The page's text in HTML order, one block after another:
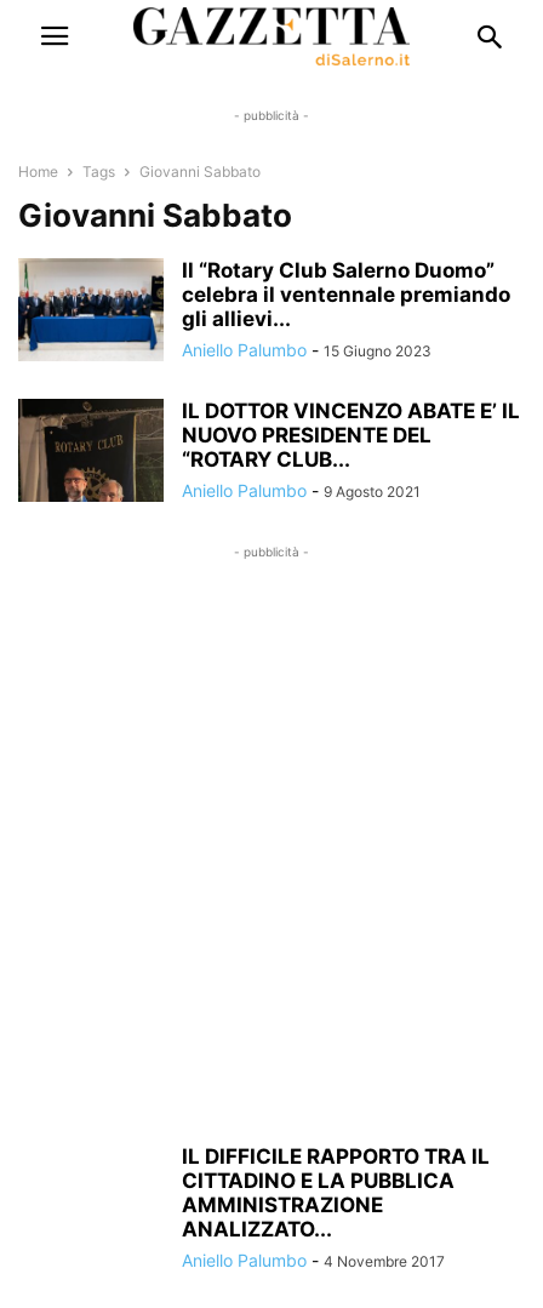
- pubblicità -
Home Tags Giovanni Sabbato
Giovanni Sabbato
Il “Rotary Club Salerno Duomo”
celebra il ventennale premiando
gli allievi...
Aniello Palumbo - 15 Giugno 2023
IL DOTTOR VINCENZO ABATE E’ IL
NUOVO PRESIDENTE DEL
“ROTARY CLUB...
Aniello Palumbo - 9 Agosto 2021
- pubblicità -
IL DIFFICILE RAPPORTO TRA IL
CITTADINO E LA PUBBLICA
AMMINISTRAZIONE
ANALIZZATO...
Aniello Palumbo - 4 Novembre 2017